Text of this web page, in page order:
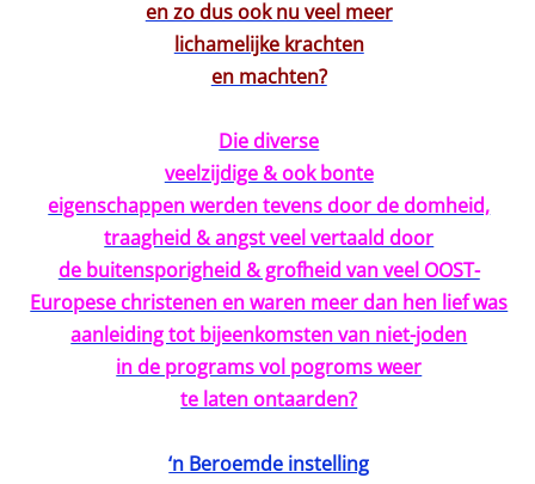
en zo dus ook nu veel meer
lichamelijke krachten
en machten?
Die diverse
veelzijdige & ook bonte
eigenschappen werden tevens door de domheid,
traagheid & angst veel vertaald door
de buitensporigheid & grofheid van veel OOST-
Europese christenen en waren meer dan hen lief was
aanleiding tot bijeenkomsten van niet-joden
in de programs vol pogroms weer
te laten ontaarden?
‘n Beroemde instelling